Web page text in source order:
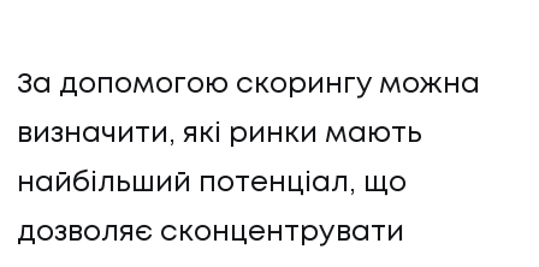
За допомогою скорингу можна
визначити, які ринки мають
найбільший потенціал, що
дозволяє сконцентрувати